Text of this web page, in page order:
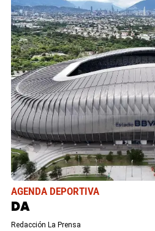
AGENDA DEPORTIVA
DA
Redacción La Prensa